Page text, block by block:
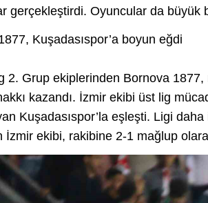
gerçekleştirdi. Oyuncular da büyük
Kuşadasıspor’a boyun eğdi
2. Grup ekiplerinden Bornova
kazandı. İzmir ekibi üst lig
Kuşadasıspor’la eşleşti. Ligi
İzmir ekibi, rakibine 2-1 mağlup